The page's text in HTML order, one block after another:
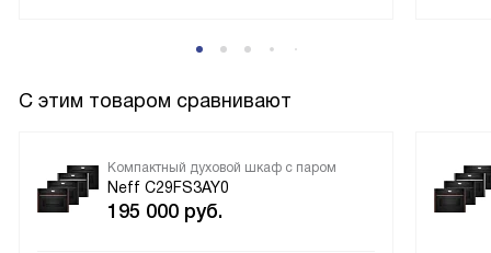
С этим товаром сравнивают
Компактный духовой шкаф с паром
Neff C29FS3AY0
195 000 руб.